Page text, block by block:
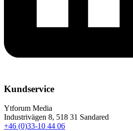
Kundservice
Ytforum Media
Industrivägen 8, 518 31 Sandared
+46 (0)33-10 44 06